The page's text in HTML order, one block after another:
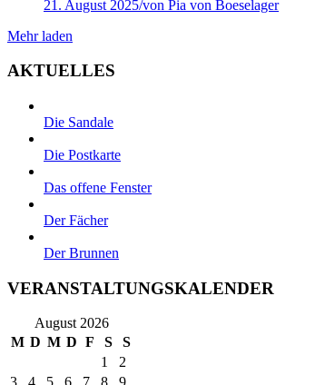
21. August 2025/von Pia von Boeselager
Mehr laden
AKTUELLES
Die Sandale
Die Postkarte
Das offene Fenster
Der Fächer
Der Brunnen
VERANSTALTUNGSKALENDER
August 2026
M D M D F S S
1
2